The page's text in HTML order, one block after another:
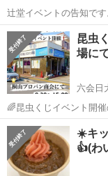
辻堂イベントの告知で
pm16：００ ウエイン
ー、屋台が出店します
す。 薪窯...
神奈川 藤沢市 辻
昆虫
場に
六会日
🌈昆虫くじイベント開催のお知らせ❗️ 🌟6月22
ン商会駐車場（六会日
時間:12時〜14時半位
いる🌈昆虫...
神奈川 藤沢市
☀️キ
👍(わ